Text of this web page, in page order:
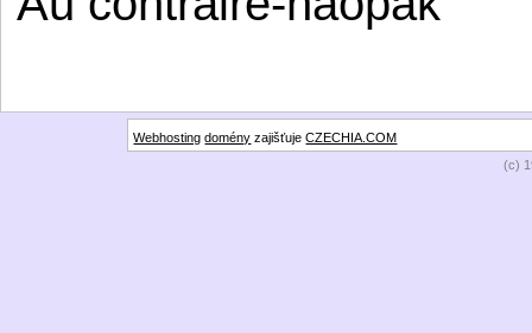
Webhosting domény zajišťujeCZECHIA.COM
(c)